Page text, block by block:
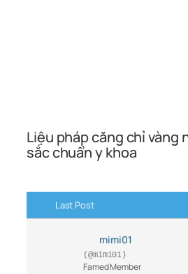
Liệu pháp căng chỉ vàng
sắc chuẩn y khoa
Last Post
mimi01
(@mimi01)
Famed Member